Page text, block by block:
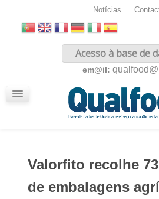
Notícias
Acesso à base de
em@il:
Valorfito recolhe
de embalagens